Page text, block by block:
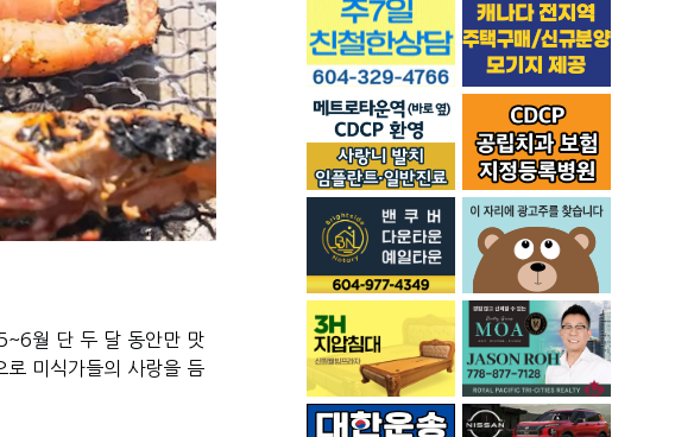
월 단 두 달 동안만 맛
로 미식가들의 사랑을 듬